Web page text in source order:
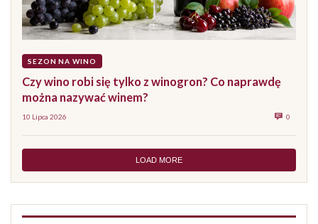
SEZON NA WINO
Czy wino robi się tylko z winogron? Co naprawdę
można nazywać winem?
10 Lipca 2026 0
LOAD MORE